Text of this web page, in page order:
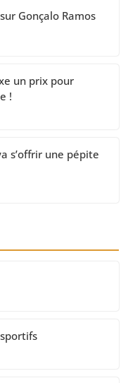
Gonçalo Ramos
un prix pour
!
s’offrir une pépite